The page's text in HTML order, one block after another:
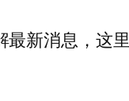
新消息，这里